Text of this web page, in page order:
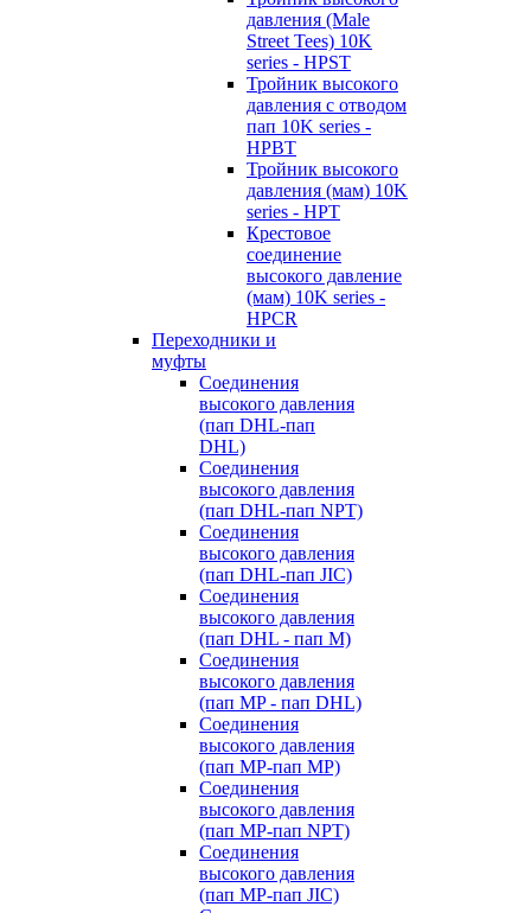
давления (Male
Street Tees) 10K
series - HPST
Тройник высокого
давления с отводом
пап 10K series -
HPBT
Тройник высокого
давления (мам) 10K
series - HPT
Крестовое
соединение
высокого давление
(мам) 10K series -
HPCR
Переходники и
муфты
Cоединения
высокого давления
(пап DHL-пап
DHL)
Соединения
высокого давления
(пап DHL-пап NPT)
Соединения
высокого давления
(пап DHL-пап JIC)
Cоединения
высокого давления
(пап DHL - пап M)
Cоединения
высокого давления
(пап MP - пап DHL)
Соединения
высокого давления
(пап MP-пап MP)
Соединения
высокого давления
(пап MP-пап NPT)
Соединения
высокого давления
(пап MP-пап JIC)